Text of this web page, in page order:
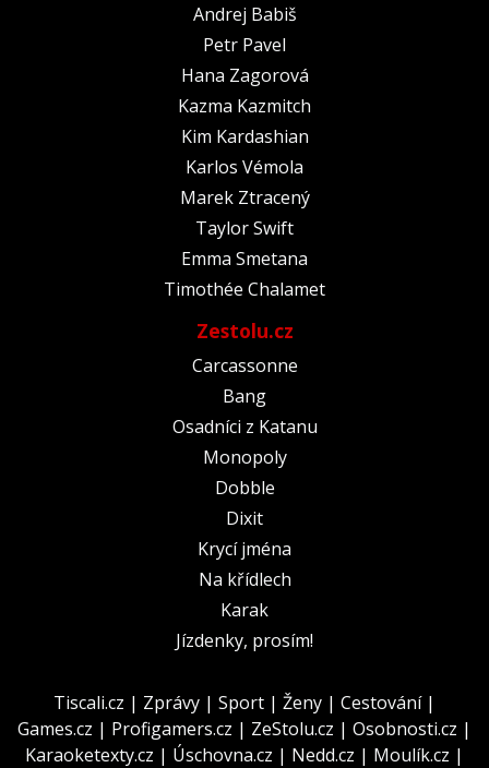
Andrej Babiš
Petr Pavel
Hana Zagorová
Kazma Kazmitch
Kim Kardashian
Karlos Vémola
Marek Ztracený
Taylor Swift
Emma Smetana
Timothée Chalamet
Zestolu.cz
Carcassonne
Bang
Osadníci z Katanu
Monopoly
Dobble
Dixit
Krycí jména
Na křídlech
Karak
Jízdenky, prosím!
Tiscali.cz | Zprávy | Sport | Ženy | Cestování|
Games.cz | Profigamers.cz | ZeStolu.cz | Osobnosti.cz |
Karaoketexty.cz | Úschovna.cz | Nedd.cz | Moulík.cz |